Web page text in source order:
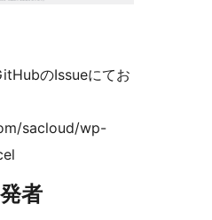
のIssueにてお
sacloud/wp-
者